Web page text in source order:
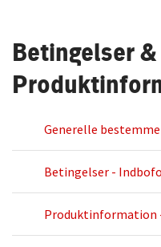
Betingelser &
Generelle
Betingelser -
Produktinformation